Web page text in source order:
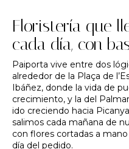
Floristería que
cada día, con
Paiporta vive entre dos
alrededor de la Plaça de
Ibáñez, donde la vida de
crecimiento, y la del
ido creciendo hacia
salimos cada mañana de
con flores cortadas a
día del pedido.